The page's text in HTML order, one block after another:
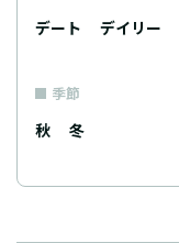
デート デイリー
季節
秋 冬